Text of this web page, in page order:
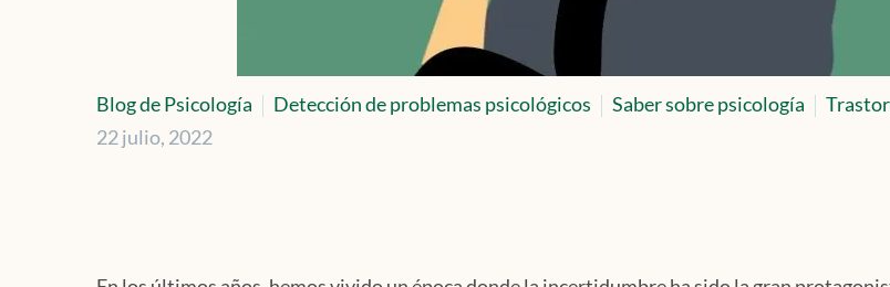
Blog de Psicología Detección de problemas psicológicos Saber sobre psicología
22 julio, 2022